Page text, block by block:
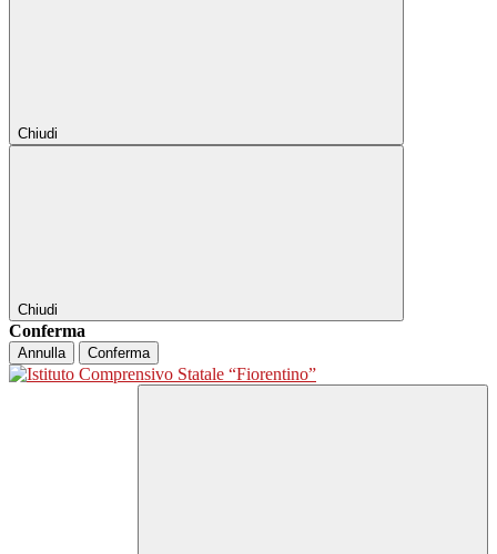
Chiudi
Chiudi
Conferma
Annulla Conferma